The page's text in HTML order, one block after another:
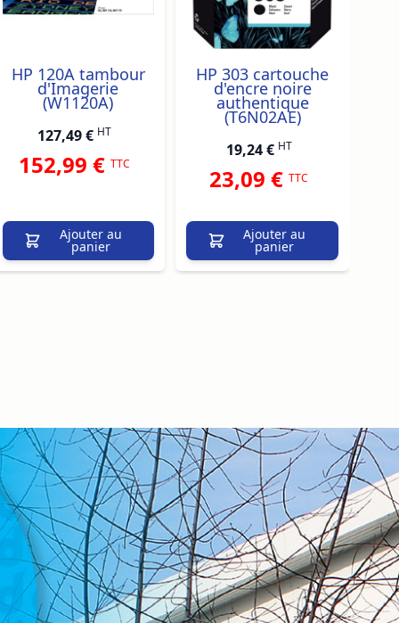
HP 120A tambour
d'Imagerie
(W1120A)
127,49 € HT
152,99 €TTC
Ajouter au
panier
HP 303 cartouche
d'encre noire
authentique
(T6N02AE)
19,24 € HT
23,09 €TTC
Ajouter au
panier